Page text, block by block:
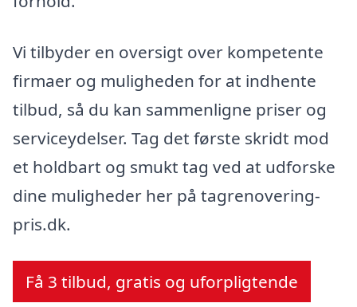
Vi tilbyder en oversigt over kompetente
firmaer og muligheden for at indhente
tilbud, så du kan sammenligne priser og
serviceydelser. Tag det første skridt mod
et holdbart og smukt tag ved at udforske
dine muligheder her på tagrenovering-
pris.dk.
Få 3 tilbud, gratis og uforpligtende